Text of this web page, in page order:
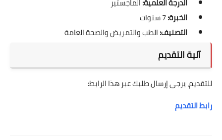
الخبرة:
التصنيف:الطب والتمريض والصحة العامة
آلية التقديم
للتقديم، يرجى إرسال طلبك عبر هذا الرابط:
رابط التقديم